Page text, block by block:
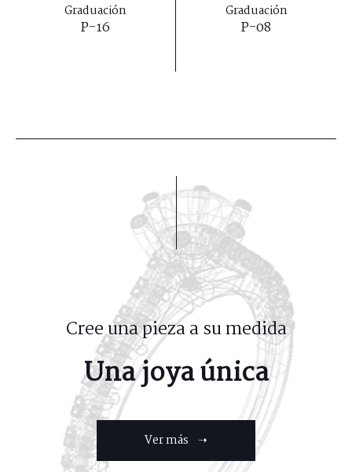
Graduación
P-16
Graduación
P-08
Cree una pieza a su medida
Una joya única
Ver más ➝